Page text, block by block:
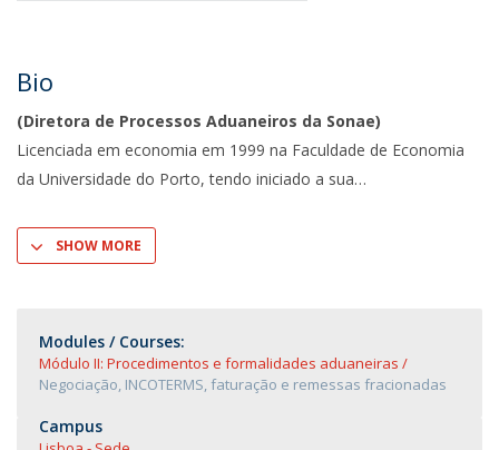
Bio
(Diretora de Processos Aduaneiros da Sonae)
Licenciada em economia em 1999 na Faculdade de Economia
da Universidade do Porto, tendo iniciado a sua
SHOW MORE
Modules / Courses:
Módulo II: Procedimentos e formalidades aduaneiras
Negociação, INCOTERMS, faturação e remessas fracionadas
Campus